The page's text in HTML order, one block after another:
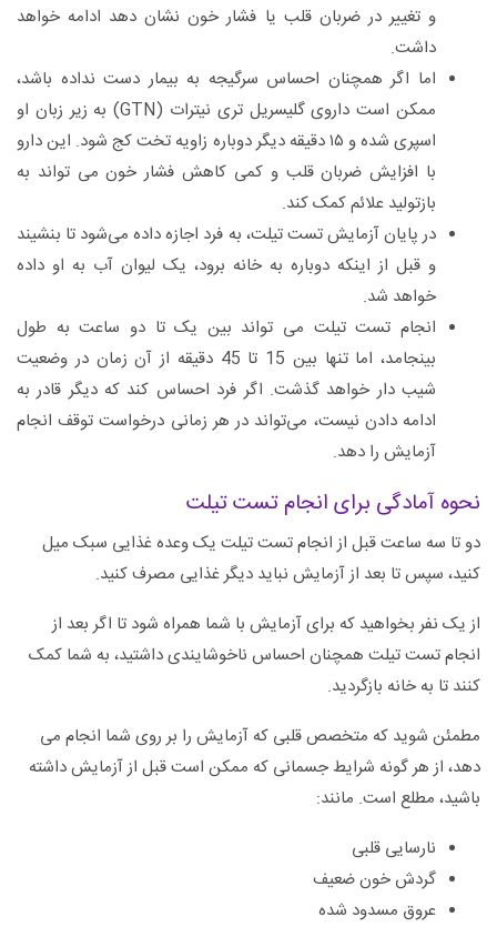
و تغییر در ضربان قلب یا فشار خون نشان دهد ادامه خواهد
داشت.
اما اگر همچنان احساس سرگیجه به بیمار دست نداده باشد،
ممکن است داروی گلیسریل تری نیترات (GTN) به زیر زبان او
اسپری شده و ۱۵ دقیقه دیگر دوباره زاویه تخت کج شود. این دارو
با افزایش ضربان قلب و کمی کاهش فشار خون می تواند به
بازتولید علائم کمک کند.
در پایان آزمایش تست تیلت، به فرد اجازه داده می‌شود تا بنشیند
و قبل از اینکه دوباره به خانه برود، یک لیوان آب به او داده
خواهد شد.
انجام تست تیلت می تواند بین یک تا دو ساعت به طول
بینجامد، اما تنها بین 15 تا 45 دقیقه از آن زمان در وضعیت
شیب دار خواهد گذشت. اگر فرد احساس کند که دیگر قادر به
ادامه دادن نیست، می‌تواند در هر زمانی درخواست توقف انجام
آزمایش را دهد.
نحوه آمادگی برای انجام تست تیلت
دو تا سه ساعت قبل از انجام تست تیلت یک وعده غذایی سبک میل
کنید، سپس تا بعد از آزمایش نباید دیگر غذایی مصرف کنید.
از یک نفر بخواهید که برای آزمایش با شما همراه شود تا اگر بعد از
انجام تست تیلت همچنان احساس ناخوشایندی داشتید، به شما کمک
کنند تا به خانه بازگردید.
مطمئن شوید که متخصص قلبی که آزمایش را بر روی شما انجام می
دهد، از هر گونه شرایط جسمانی که ممکن است قبل از آزمایش داشته
باشید، مطلع است. مانند:
نارسایی قلبی
گردش خون ضعیف
عروق مسدود شده